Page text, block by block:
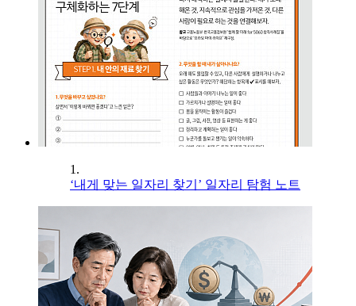
1.
‘내게 맞는 일자리 찾기’ 일자리 탐험 노트